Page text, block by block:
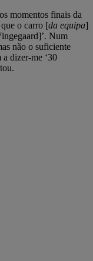
momentos finais da
o carro [da equipa]
Num
não o suficiente
dizer-me ‘30